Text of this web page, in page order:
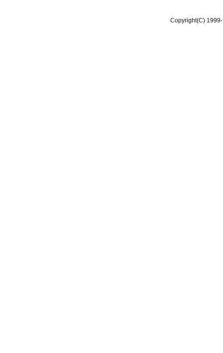
Copyright(C)